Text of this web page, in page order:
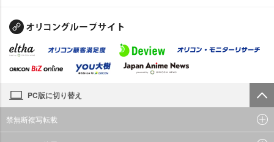
PC版に切り替え
禁無断複写転載